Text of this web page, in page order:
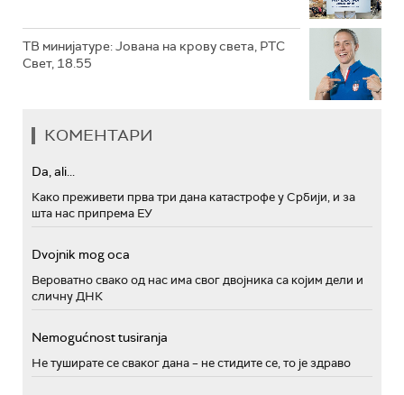
ТВ минијатуре: Јована на крову света, РТС
Свет, 18.55
КОМЕНТАРИ
Da, ali...
Како преживети прва три дана катастрофе у Србији, и за
шта нас припрема ЕУ
Dvojnik mog oca
Вероватно свако од нас има свог двојника са којим дели и
сличну ДНК
Nemogućnost tusiranja
Не туширате се сваког дана – не стидите се, то је здраво